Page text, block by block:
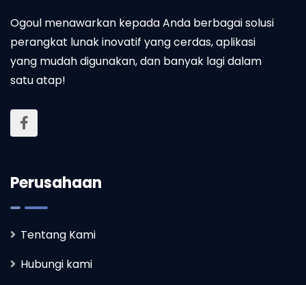
Ogoul menawarkan kepada Anda berbagai solusi
perangkat lunak inovatif yang cerdas, aplikasi
yang mudah digunakan, dan banyak lagi dalam
satu atap!
Perusahaan
Tentang Kami
Hubungi kami